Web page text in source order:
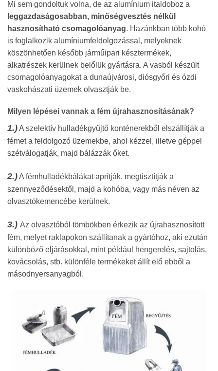
Mi sem gondoltuk volna, de az alumínium italdoboz a
leggazdaságosabban, minőségvesztés nélkül
hasznosítható csomagolóanyag. Hazánkban több kohó
is foglalkozik alumíniumfeldolgozással, melyeknek
köszönhetően később járműipari késztermékek,
alkatrészek kerülnek belőlük gyártásra. A vasból készült
csomagolóanyagokat a dunaújvárosi, diósgyőri és ózdi
vaskohászati üzemek olvasztják be.
Milyen lépései vannak a fém újrahasznosításának?
1.)A szelektív hulladékgyűjtő konténerekből elszállítják a
fémet a feldolgozó üzemekbe, ahol kézzel, illetve géppel
szétválogatják, majd bálázzák őket.
2.)A fémhulladékbálákat aprítják, megtisztítják a
szennyeződésektől, majd a kohóba, vagy más néven az
olvasztókemencébe kerülnek.
3.) Az olvasztóból tömbökben érkezik az újrahasznosított
fém, melyet raklapokon szállítanak a gyártóhoz, aki ezután
különböző eljárásokkal, mint például hengerelés, sajtolás,
kovácsolás, stb. különféle termékeket állít elő ebből a
másodnyersanyagból.